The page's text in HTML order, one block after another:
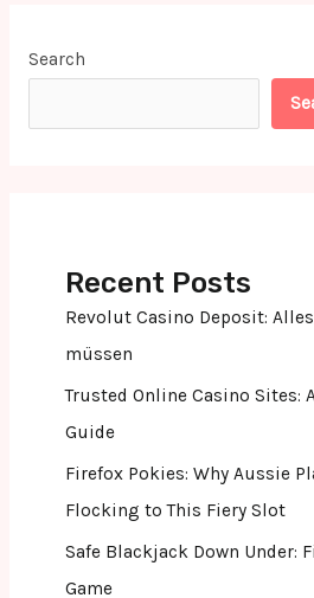
Search
Recent Posts
Revolut Casino Deposit:
müssen
Trusted Online Casino Sites:
Guide
Firefox Pokies: Why Aussie
Flocking to This Fiery Slot
Safe Blackjack Down Under:
Game